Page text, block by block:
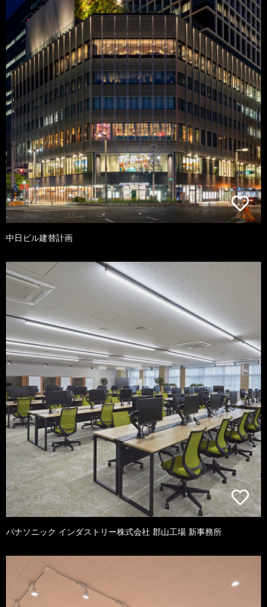
中日ビル建替計画
パナソニック インダストリー株式会社 郡山工場 新事務所